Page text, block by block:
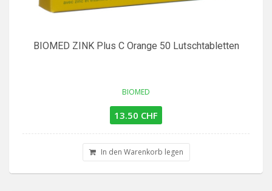
BIOMED ZINK Plus C Orange 50 Lutschtabletten
BIOMED
13.50 CHF
In den Warenkorb legen